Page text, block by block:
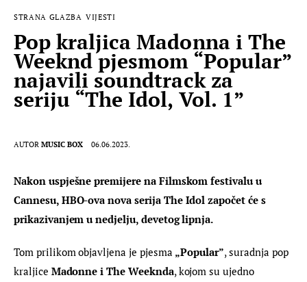
STRANA GLAZBA VIJESTI
Pop kraljica Madonna i The
Weeknd pjesmom “Popular”
najavili soundtrack za
seriju “The Idol, Vol. 1”
AUTOR MUSIC BOX 06.06.2023.
Nakon uspješne premijere na Filmskom festivalu u
Cannesu, HBO-ova nova serija The Idol započet će s
prikazivanjem u nedjelju, devetog lipnja.
Tom prilikom objavljena je pjesma „Popular”, suradnja pop
kraljice Madonne i The Weeknda, kojom su ujedno